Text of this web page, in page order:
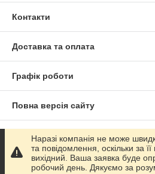
Контакти
Доставка та оплата
Графік роботи
Повна версія сайту
Сайт створено на маркетплейсі
Політика конфіденційності
Наразі компанія не може
та повідомлення, оскільки за
вихідний. Ваша заявка буде
робочий день. Дякуємо за